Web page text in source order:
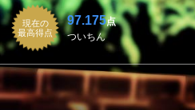
現在の
最高得点
97.175点
ついちん